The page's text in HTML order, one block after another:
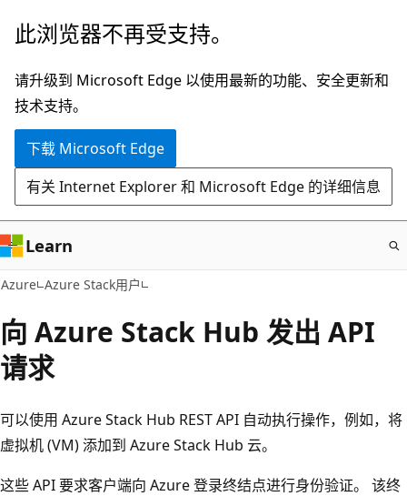
跳
主
要
内
此浏览器不再受支持。
请升级到 Microsoft Edge 以使用最新的功能、安全更新和
技术支持。
下载 Microsoft Edge
有关 Internet Explorer 和 Microsoft Edge 的详细信息
Learn
Azure Azure Stack用户
向 Azure Stack Hub 发出 API
请求
可以使用 Azure Stack Hub REST API 自动执行操作，例如，将
虚拟机 (VM) 添加到 Azure Stack Hub 云。
这些 API 要求客户端向 Azure 登录终结点进行身份验证。 该终